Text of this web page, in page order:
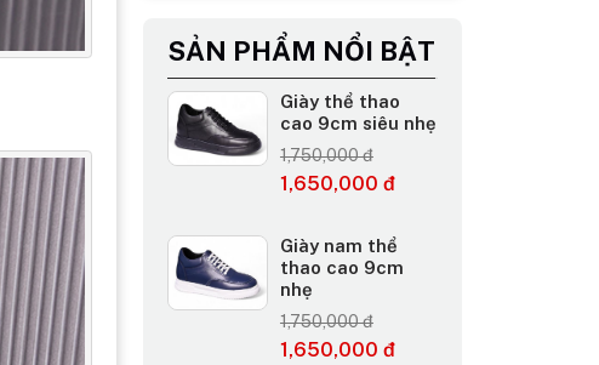
SẢN PHẨM NỔI BẬT
Giày thể thao
cao 9cm siêu nhẹ
1,750,000 đ
1,650,000 đ
Giày nam thể
thao cao 9cm
nhẹ
1,750,000 đ
1,650,000 đ